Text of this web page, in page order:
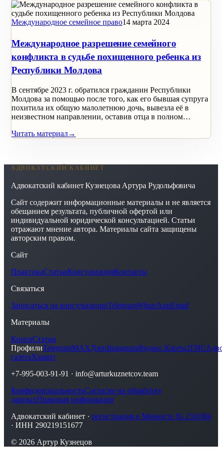
Международное семейное право14 марта 2024
Международное разрешение семейного
конфликта в судьбе похищенного ребенка из
Республики Молдова
В сентябре 2023 г. обратился гражданин Республики
Молдова за помощью после того, как его бывшая супруга
похитила их общую малолетнюю дочь, вывезла её в
неизвестном направлении, оставив отца в полном…
Читать материал→
АДВОКАТСКИЙ КАБИНЕТ
Адвокатский кабинет Кузнецова Артура Рудольфовича
Сайт содержит информационные материалы и не является
обещанием результата, публичной офертой или
индивидуальной юридической консультацией. Статьи
отражают мнение автора. Материалы сайта защищены
авторским правом.
Сайт
ПрактикаСтатьиКонсультацияКонтакты
Связаться
Записаться на консультациюTelegramWhatsAppEmail
Материалы
КнигаСтатьи
ПрофилиTelegramMAXДзенInstagramЯндекс.Карты2ГИС
газетаХарант
+7-995-003-91-91 · info@arturkuznetcov.team
КонфиденциальностьСогласие на обработку
данныхПравовая информация
Адвокатский кабинет · регистрация в Минюсте № 23/6384
· ИНН 290219151677
© 2026 Артур Кузнецов